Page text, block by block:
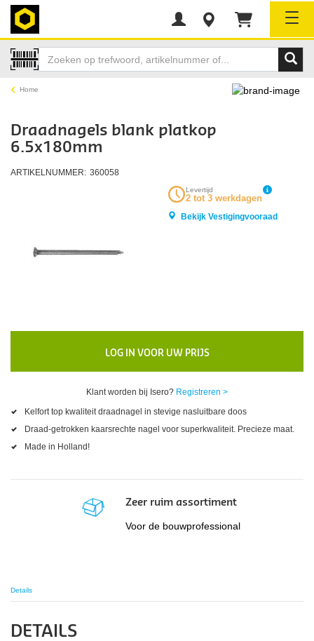
Home
Draadnagels blank platkop
6.5x180mm
ARTIKELNUMMER: 360058
Levertijd
2 tot 3 werkdagen
Bekijk Vestigingvooraad
LOG IN VOOR UW PRIJS
Klant worden bij Isero? Registreren >
Kelfort top kwaliteit draadnagel in stevige nasluitbare doos
Draad-getrokken kaarsrechte nagel voor superkwaliteit. Precieze maat.
Made in Holland!
Zeer ruim assortiment
Voor de bouwprofessional
Details
DETAILS